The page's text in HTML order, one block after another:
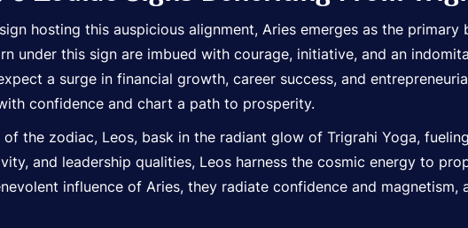
hosting this auspicious alignment, Aries emerges as the
under this sign are imbued with courage, initiative, and an
a surge in financial growth, career success, and
confidence and chart a path to prosperity.
of the zodiac, Leos, bask in the radiant glow of Trigrahi Yoga,
and leadership qualities, Leos harness the cosmic energy to
influence of Aries, they radiate confidence and